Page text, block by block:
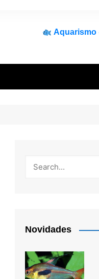
Aquarismo
Novidades